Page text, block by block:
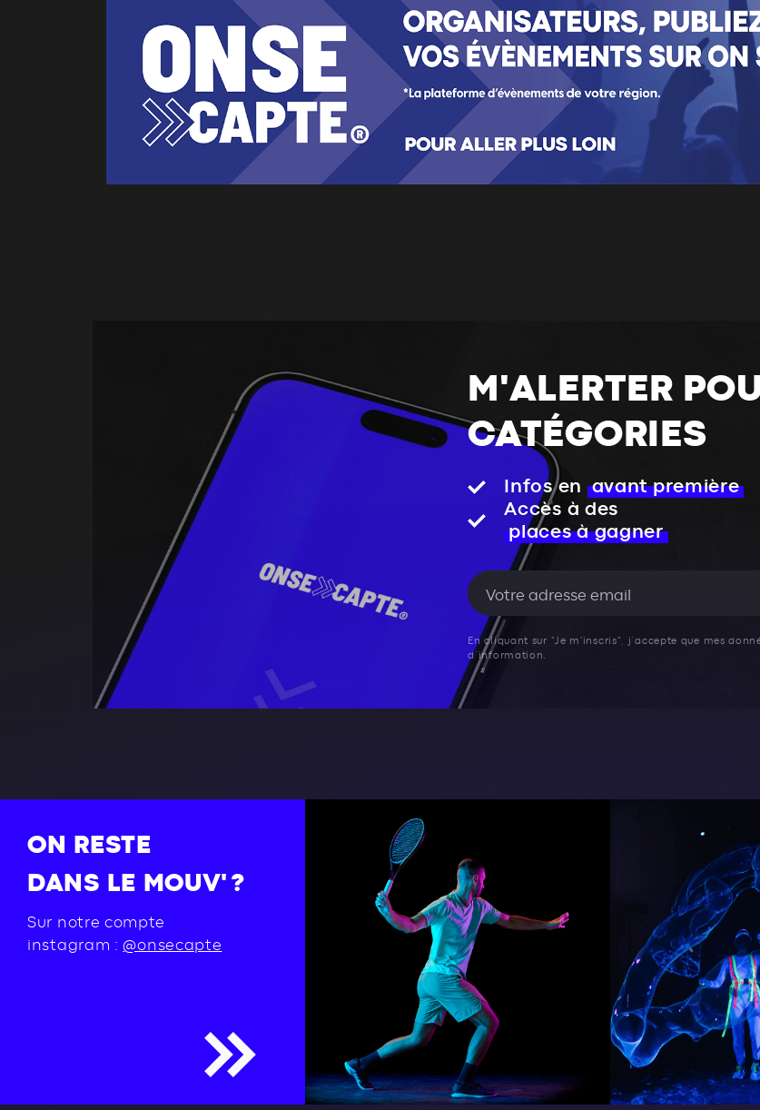
M'ALERTER
CATÉGORIES
Infos en avant première
Accès à des
places à gagner
En cliquant sur "Je m'inscris", j’accepte que mes
d’information.
ON RESTE
DANS LE MOUV' ?
Sur notre compte
instagram :@onsecapte